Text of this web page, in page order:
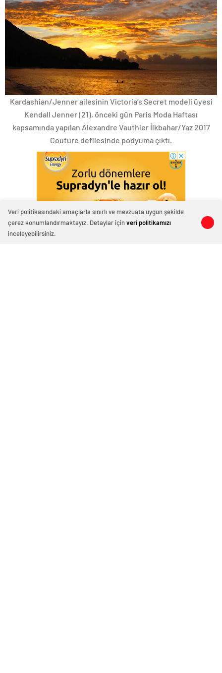
0 0
0 0
0 0
Kardashian/Jenner ailesinin Victoria’s Secret modeli üyesi
Kendall Jenner (21), önceki gün Paris Moda Haftası
kapsamında yapılan Alexandre Vauthier İlkbahar/Yaz 2017
Couture defilesinde podyuma çıktı.
Veri politikasındaki amaçlarla sınırlı ve mevzuata uygun şekilde
çerez konumlandırmaktayız. Detaylar içinveri politikamızı
inceleyebilirsiniz.